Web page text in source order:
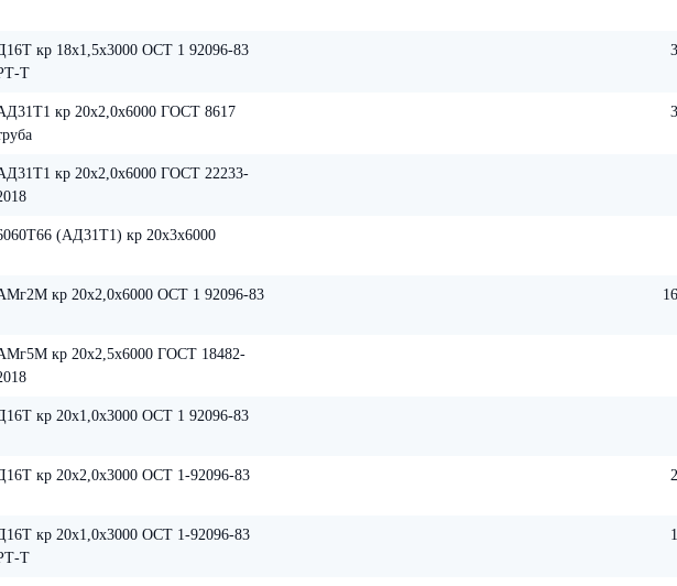
кр 18х1,5х3000 ОСТ 1 92096-83
Т
кр 20х2,0х6000 ГОСТ 8617
кр 20х2,0х6000 ГОСТ 22233-
(АД31Т1) кр 20х3х6000
кр 20х2,0х6000 ОСТ 1 92096-83
кр 20х2,5х6000 ГОСТ 18482-
кр 20х1,0х3000 ОСТ 1 92096-83
кр 20х2,0х3000 ОСТ 1-92096-83
кр 20х1,0х3000 ОСТ 1-92096-83
Т